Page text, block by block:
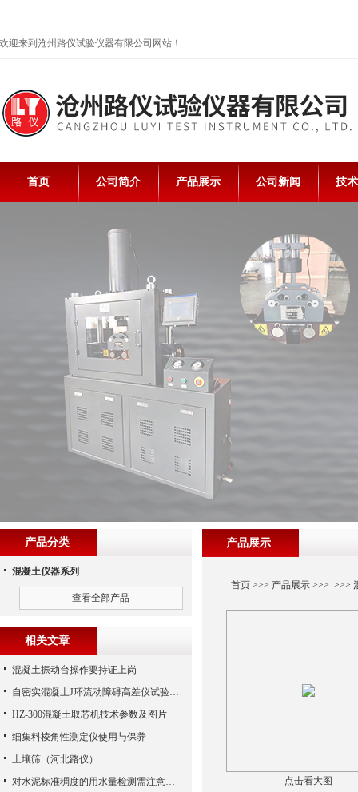
欢迎来到沧州路仪试验仪器有限公司网站！
首页 公司简介 产品展示 公司新闻 技
产品展示
首页>>> 产品展示>>> >>>
点击看大图
产品分类
混凝土仪器系列
查看全部产品
相关文章
混凝土振动台操作要持证上岗
自密实混凝土J环流动障碍高差仪试验步骤
HZ-300混凝土取芯机技术参数及图片
细集料棱角性测定仪使用与保养
土壤筛（河北路仪）
对水泥标准稠度的用水量检测需注意哪些？